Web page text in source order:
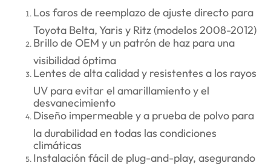
Los faros de reemplazo de ajuste directo para
Toyota Belta, Yaris y Ritz (modelos 2008-2012)
Brillo de OEM y un patrón de haz para una
visibilidad óptima
Lentes de alta calidad y resistentes a los rayos
UV para evitar el amarillamiento y el
desvanecimiento
Diseño impermeable y a prueba de polvo para
la durabilidad en todas las condiciones
climáticas
Instalación fácil de plug-and-play, asegurando